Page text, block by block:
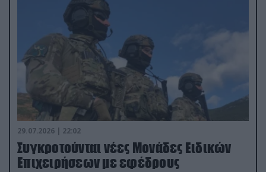
29.07.2026 | 22:02
Συγκροτούνται νέες Μονάδες Ειδικών
Επιχειρήσεων με εφέδρους